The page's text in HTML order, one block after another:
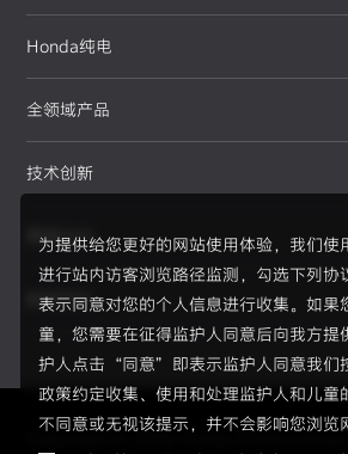
为提供给您更好的网站使用体验，我们使
进行站内访客浏览路径监测，勾选下列
表示同意对您的个人信息进行收集。如果
童，您需要在征得监护人同意后向我方提
护人点击“同意”即表示监护人同意我们
政策约定收集、使用和处理监护人和儿童
不同意或无视该提示，并不会影响您浏览
Honda纯电
全领域产品
技术创新
赛事运动
新闻资讯
Copyright © 2026 Honda Motor(China)
F1®赛事